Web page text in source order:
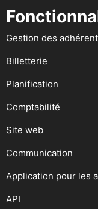
Gestion des
Billetterie
Planification
Comptabilité
Site web
Communication
Application pour les
API